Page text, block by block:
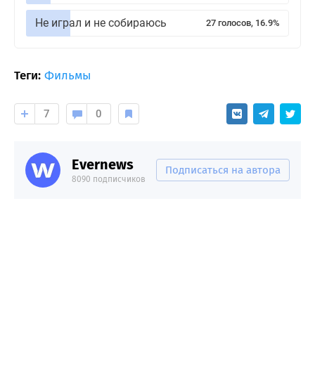
Не играл и не собираюсь 27 голосов, 16.9%
Теги: Фильмы
7 0
Evernews
8090 подписчиков
Подписаться на автора